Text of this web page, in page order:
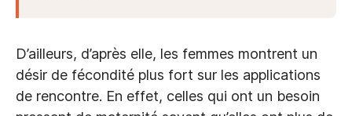
D’ailleurs, d’après elle, les femmes montrent un
désir de fécondité plus fort sur les applications
de rencontre. En effet, celles qui ont un besoin